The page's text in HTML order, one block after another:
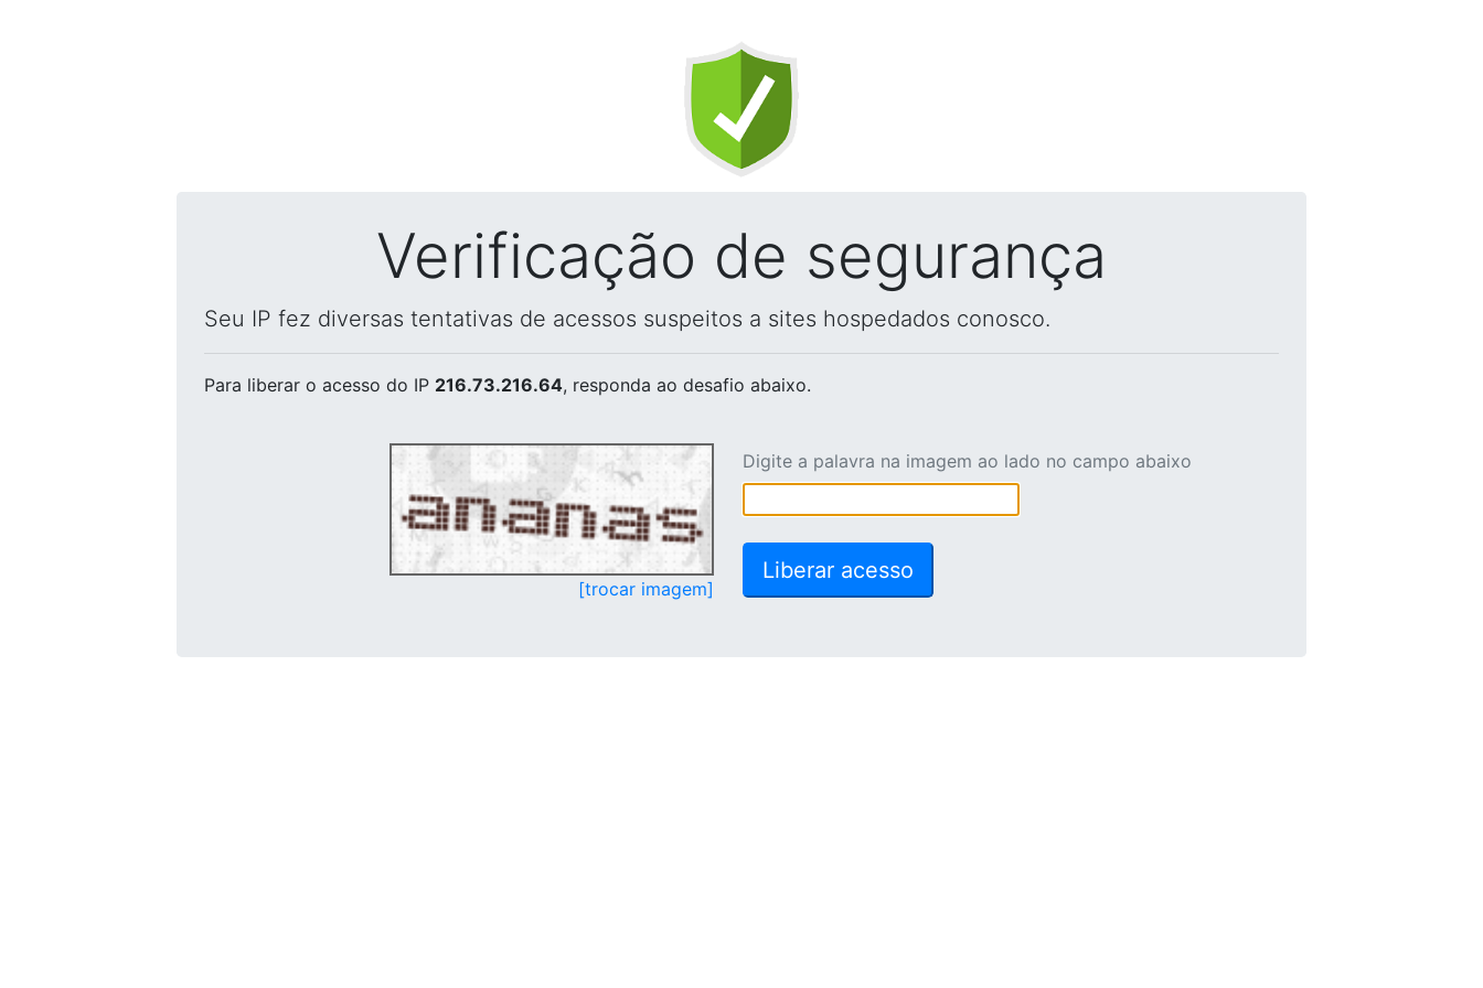
Verificação de segurança
Seu IP fez diversas tentativas de acessos suspeitos a sites hospedados conosco.
Para liberar o acesso do IP 216.73.216.64, responda ao desafio abaixo.
[trocar imagem]
Digite a palavra na imagem ao lado no campo abaixo